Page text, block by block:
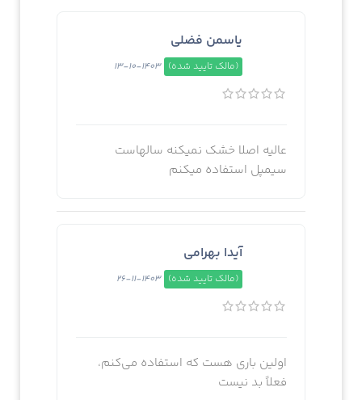
یاسمن فضلی
(مالک تایید شده) 1403-10-13
عالیه اصلا خشک نمیکنه سالهاست
سیمپل استفا‌ده میکنم
آیدا بهرامی
(مالک تایید شده) 1403-11-26
اولین باری هست که استفاده می‌کنم،
فعلاً بد نیست